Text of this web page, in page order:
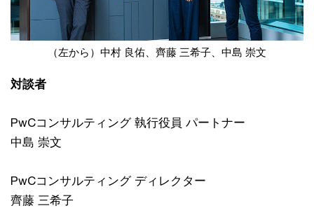
（左から）中村 良佑、齊藤 三希子、中島 崇文
対談者
PwCコンサルティング 執行役員 パートナー
中島 崇文
PwCコンサルティング ディレクター
齊藤 三希子